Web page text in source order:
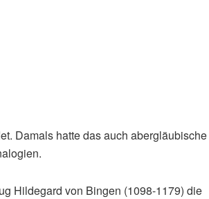
Damals hatte das auch abergläubische
Hildegard von Bingen (1098-1179) die